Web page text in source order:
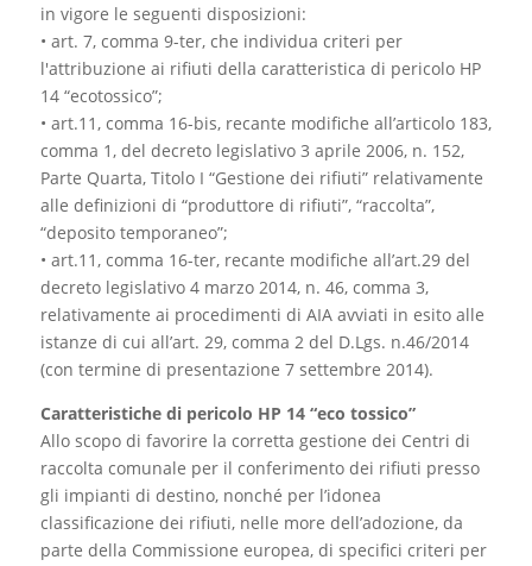
in vigore le seguenti disposizioni:
• art. 7, comma 9-ter, che individua criteri per
l'attribuzione ai rifiuti della caratteristica di pericolo HP
14 “ecotossico”;
• art.11, comma 16-bis, recante modifiche all’articolo 183,
comma 1, del decreto legislativo 3 aprile 2006, n. 152,
Parte Quarta, Titolo I “Gestione dei rifiuti” relativamente
alle definizioni di “produttore di rifiuti”, “raccolta”,
“deposito temporaneo”;
• art.11, comma 16-ter, recante modifiche all’art.29 del
decreto legislativo 4 marzo 2014, n. 46, comma 3,
relativamente ai procedimenti di AIA avviati in esito alle
istanze di cui all’art. 29, comma 2 del D.Lgs. n.46/2014
(con termine di presentazione 7 settembre 2014).
Caratteristiche di pericolo HP 14 “eco tossico”
Allo scopo di favorire la corretta gestione dei Centri di
raccolta comunale per il conferimento dei rifiuti presso
gli impianti di destino, nonché per l’idonea
classificazione dei rifiuti, nelle more dell’adozione, da
parte della Commissione europea, di specifici criteri per